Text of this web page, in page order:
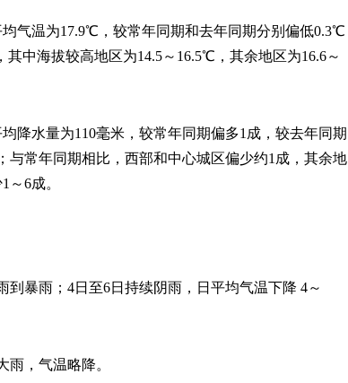
气温为17.9℃，较常年同期和去年同期分别偏低0.3℃
中海拔较高地区为14.5～16.5℃，其余地区为16.6～
降水量为110毫米，较常年同期偏多1成，较去年同期
与常年同期相比，西部和中心城区偏少约1成，其余地
～6成。
到暴雨；4日至6日持续阴雨，日平均气温下降 4～
雨，气温略降。